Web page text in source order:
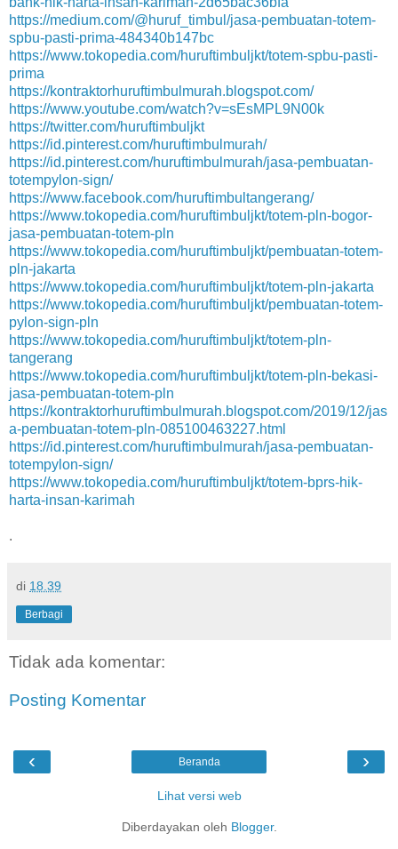
https://medium.com/@huruf_timbul/jasa-pembuatan-totem-
spbu-pasti-prima-484340b147bc
https://www.tokopedia.com/huruftimbuljkt/totem-spbu-pasti-
prima
https://kontraktorhuruftimbulmurah.blogspot.com/
https://www.youtube.com/watch?v=sEsMPL9N00k
https://twitter.com/huruftimbuljkt
https://id.pinterest.com/huruftimbulmurah/
https://id.pinterest.com/huruftimbulmurah/jasa-pembuatan-
totempylon-sign/
https://www.facebook.com/huruftimbultangerang/
https://www.tokopedia.com/huruftimbuljkt/totem-pln-bogor-
jasa-pembuatan-totem-pln
https://www.tokopedia.com/huruftimbuljkt/pembuatan-totem-
pln-jakarta
https://www.tokopedia.com/huruftimbuljkt/totem-pln-jakarta
https://www.tokopedia.com/huruftimbuljkt/pembuatan-totem-
pylon-sign-pln
https://www.tokopedia.com/huruftimbuljkt/totem-pln-
tangerang
https://www.tokopedia.com/huruftimbuljkt/totem-pln-bekasi-
jasa-pembuatan-totem-pln
https://kontraktorhuruftimbulmurah.blogspot.com/2019/12/jas
a-pembuatan-totem-pln-085100463227.html
https://id.pinterest.com/huruftimbulmurah/jasa-pembuatan-
totempylon-sign/
https://www.tokopedia.com/huruftimbuljkt/totem-bprs-hik-
harta-insan-karimah
.
di 18.39
Berbagi
Tidak ada komentar:
Posting Komentar
‹ ›
Beranda
Lihat versi web
Diberdayakan oleh Blogger.